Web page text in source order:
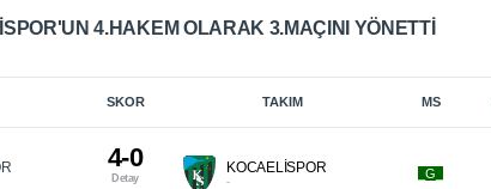
4.HAKEM OLARAK 3.MAÇINI YÖNETTI
SKOR TAKIM MS
4-0
Detay
KOCAELİSPOR
-
_G_